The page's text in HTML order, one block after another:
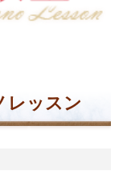
レッスン